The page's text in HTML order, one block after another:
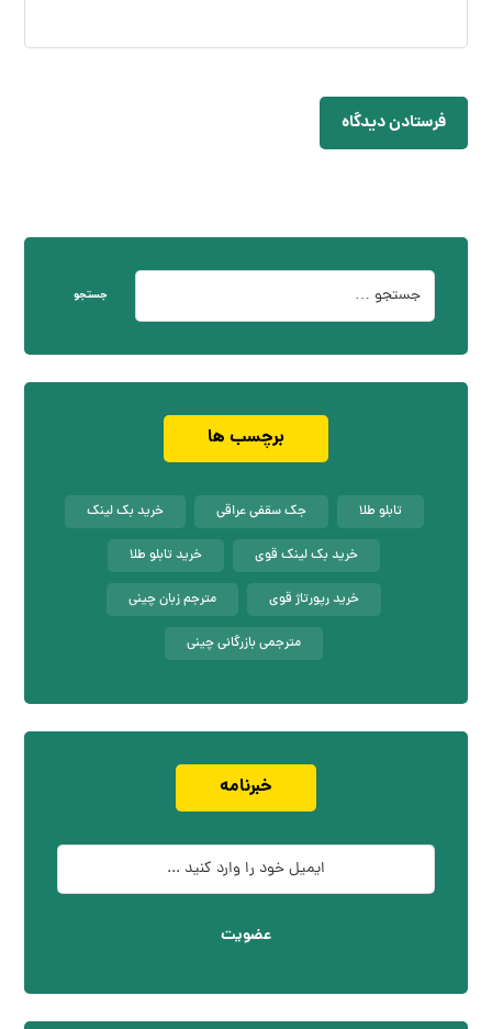
فرستادن دیدگاه
جستجو
برچسب ها
تابلو طلا جک سقفی عراقی خرید بک لینک
خرید بک لینک قوی خرید تابلو طلا
خرید رپورتاژ قوی مترجم زبان چینی
مترجمی بازرگانی چینی
خبرنامه
عضویت